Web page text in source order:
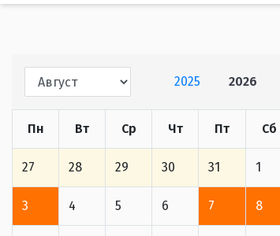
2025 2026
Пн Вт Ср Чт Пт Сб
27 28 29 30 31 1
3 4 5 6 7 8